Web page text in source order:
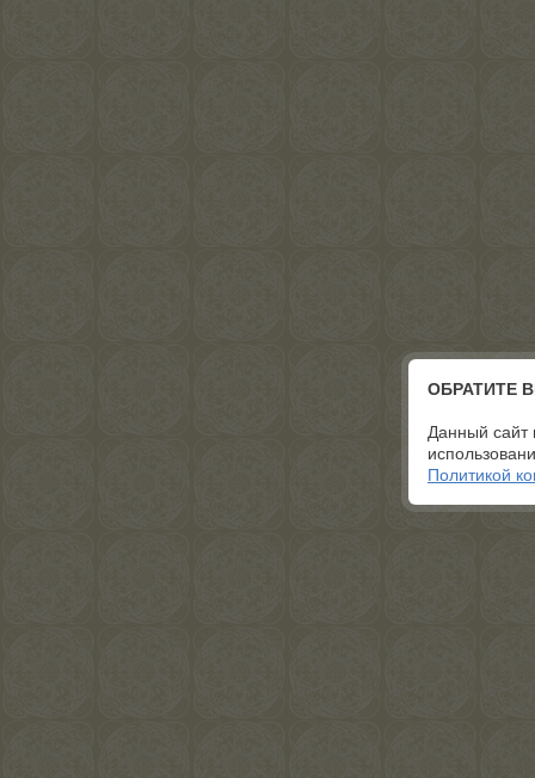
ОБРАТИТЕ
Данный сайт
Политикой